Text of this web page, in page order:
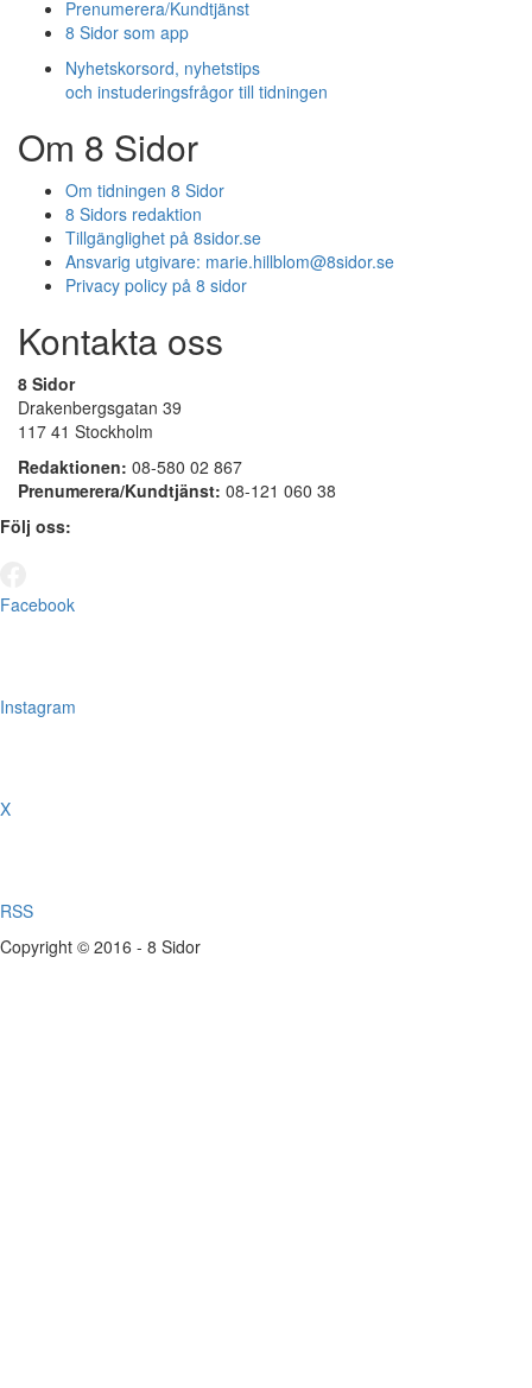
Prenumerera/Kundtjänst
8 Sidor som app
Nyhetskorsord, nyhetstips
och instuderingsfrågor till tidningen
Om 8 Sidor
Om tidningen 8 Sidor
8 Sidors redaktion
Tillgänglighet på 8sidor.se
Ansvarig utgivare: marie.hillblom@8sidor.se
Privacy policy på 8 sidor
Kontakta oss
8 Sidor
Drakenbergsgatan 39
117 41 Stockholm
Redaktionen: 08-580 02 867
Prenumerera/Kundtjänst: 08-121 060 38
Följ oss:
Facebook
Instagram
X
RSS
Copyright © 2016 - 8 Sidor